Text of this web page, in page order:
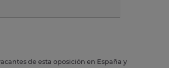
de esta oposición en España y